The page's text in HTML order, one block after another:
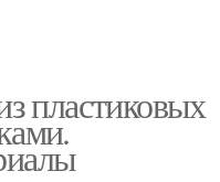
пластиковых